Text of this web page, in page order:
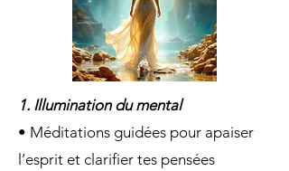
1. Illumination du mental
• Méditations guidées pour apaiser
l’esprit et clarifier tes pensées